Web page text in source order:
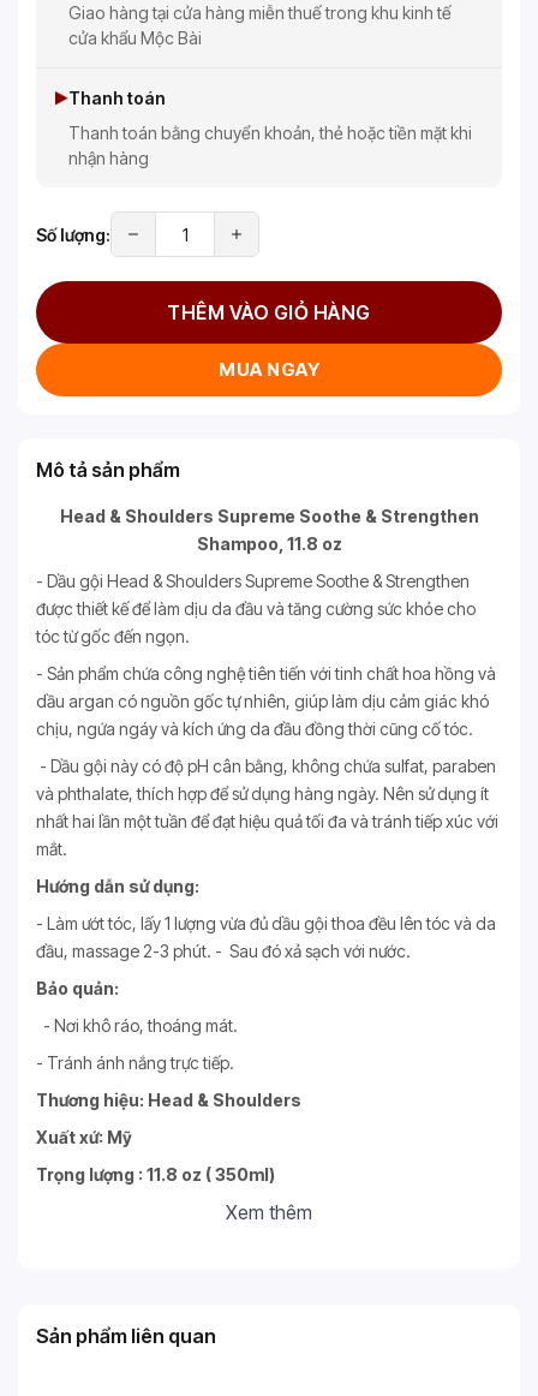
Giao hàng tại cửa hàng miễn thuế trong khu kinh tế
cửa khẩu Mộc Bài
Thanh toán
Thanh toán bằng chuyển khoản, thẻ hoặc tiền mặt khi
nhận hàng
Số lượng:
THÊM VÀO GIỎ HÀNG
MUA NGAY
Mô tả sản phẩm
Head & Shoulders Supreme Soothe & Strengthen
Shampoo, 11.8 oz
- Dầu gội Head & Shoulders Supreme Soothe & Strengthen
được thiết kế để làm dịu da đầu và tăng cường sức khỏe cho
tóc từ gốc đến ngọn.
- Sản phẩm chứa công nghệ tiên tiến với tinh chất hoa hồng và
dầu argan có nguồn gốc tự nhiên, giúp làm dịu cảm giác khó
chịu, ngứa ngáy và kích ứng da đầu đồng thời cũng cố tóc.
- Dầu gội này có độ pH cân bằng, không chứa sulfat, paraben
và phthalate, thích hợp để sử dụng hàng ngày. Nên sử dụng ít
nhất hai lần một tuần để đạt hiệu quả tối đa và tránh tiếp xúc với
mắt.
Hướng dẫn sử dụng:
- Làm ướt tóc, lấy 1 lượng vừa đủ dầu gội thoa đều lên tóc và da
đầu, massage 2-3 phút. - Sau đó xả sạch với nước.
Bảo quản:
- Nơi khô ráo, thoáng mát.
- Tránh ánh nắng trực tiếp.
Thương hiệu: Head & Shoulders
Xuất xứ: Mỹ
Trọng lượng : 11.8 oz ( 350ml)
Xem thêm
Sản phẩm liên quan